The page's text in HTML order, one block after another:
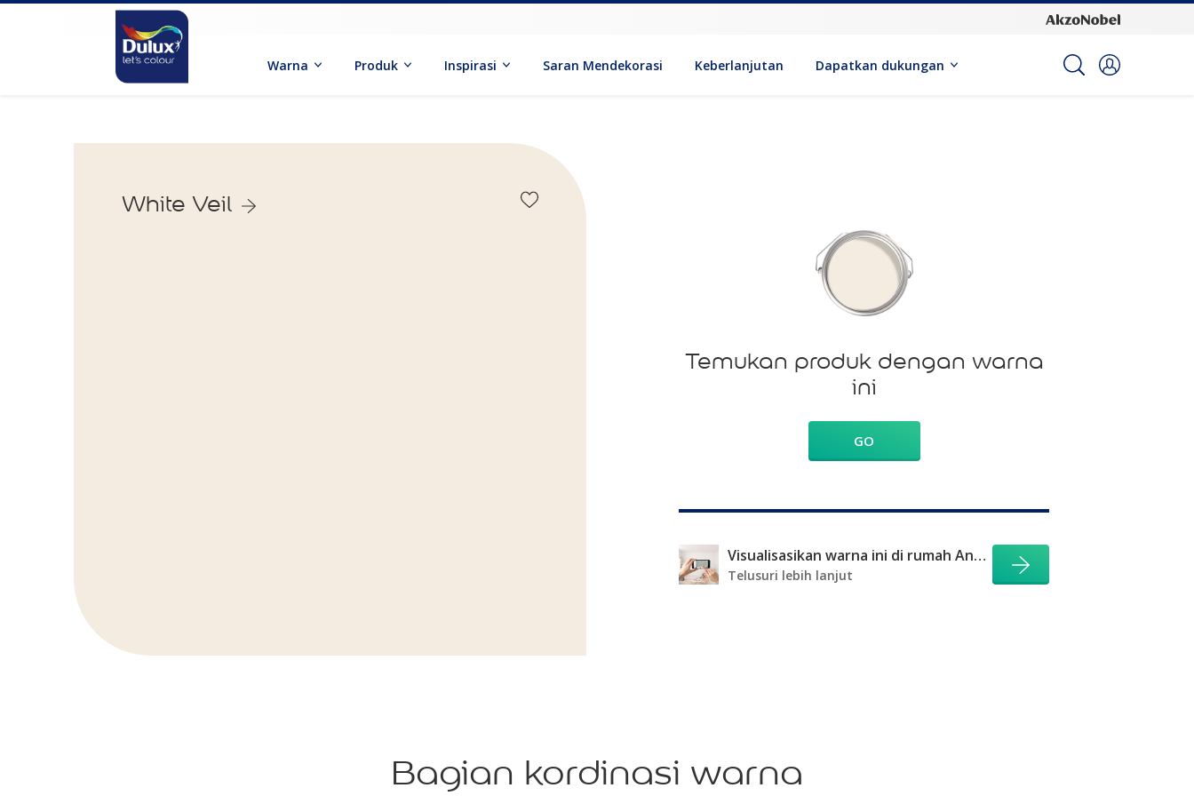
Warna Produk Inspirasi Saran Mendekorasi Keberlanjutan Dapatkan dukungan
White Veil
Temukan produk dengan warna
ini
GO
Visualisasikan warna ini di rumah Anda
Telusuri lebih lanjut
Bagian kordinasi warna